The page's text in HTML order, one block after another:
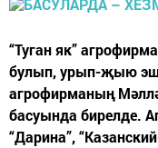
“Туган як”
булып, урып-җыю
агрофирманың
басуында бирелде.
“Дарина”,